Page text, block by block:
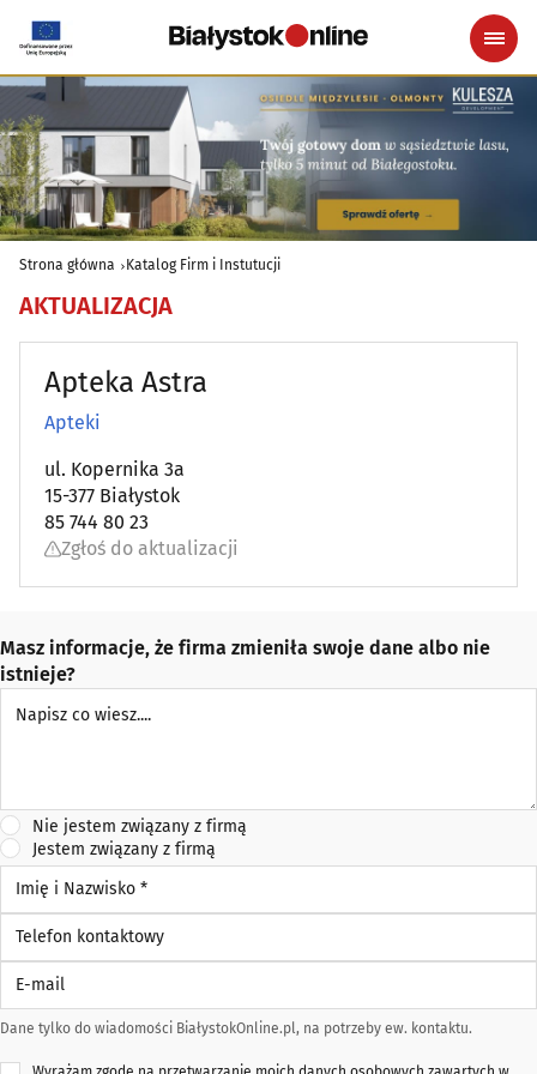
Strona główna Katalog Firm i Instutucji
AKTUALIZACJA
Apteka Astra
Apteki
ul. Kopernika 3a
15-377 Białystok
85 744 80 23
Zgłoś do aktualizacji
Masz informacje, że firma zmieniła swoje dane albo nie
istnieje?
Nie jestem związany z firmą
Jestem związany z firmą
Imię i Nazwisko *
Telefon kontaktowy
Dane tylko do wiadomości BiałystokOnline.pl, na potrzeby ew. kontaktu.